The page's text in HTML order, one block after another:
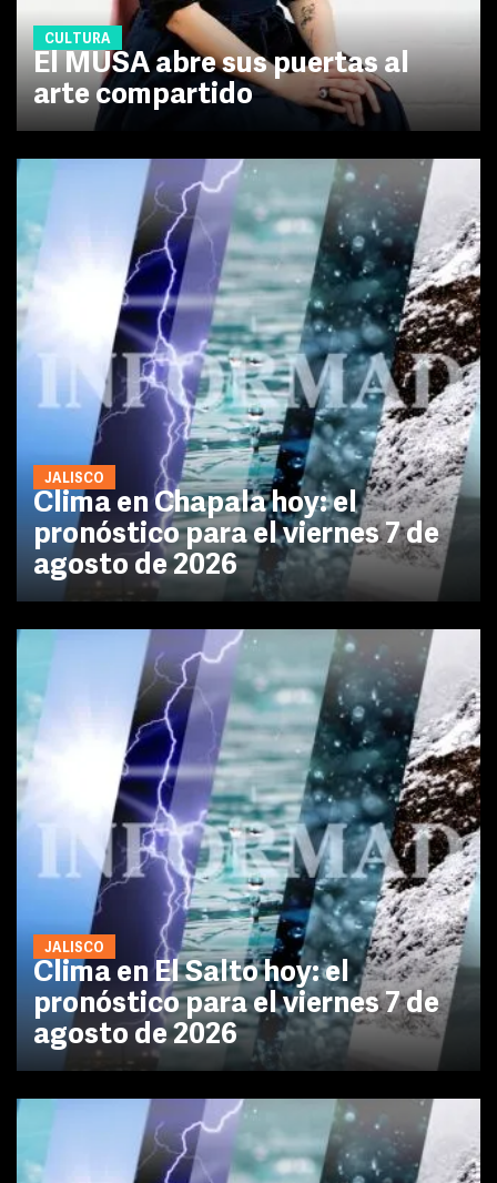
CULTURA
El MUSA abre sus puertas al
arte compartido
JALISCO
Clima en Chapala hoy: el
pronóstico para el viernes 7 de
agosto de 2026
JALISCO
Clima en El Salto hoy: el
pronóstico para el viernes 7 de
agosto de 2026